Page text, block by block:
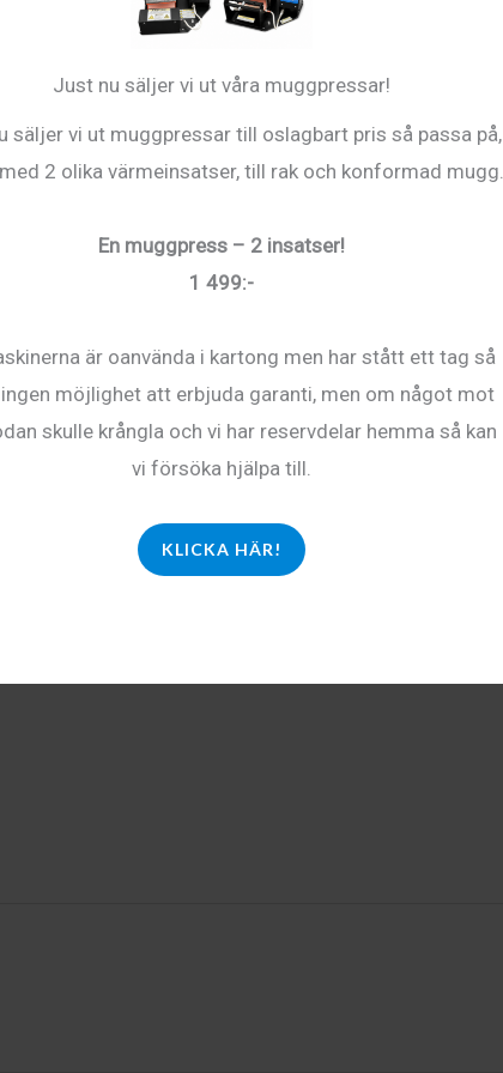
Just nu säljer vi ut våra muggpressar!
säljer vi ut muggpressar till oslagbart pris så passa på,
2 olika värmeinsatser, till rak och konformad mugg.
En muggpress – 2 insatser!
1 499:-
är oanvända i kartong men har stått ett tag så
ingen möjlighet att erbjuda garanti, men om något mot
skulle krångla och vi har reservdelar hemma så kan
vi försöka hjälpa till.
KLICKA HÄR!
och skarp bildåtergivning.